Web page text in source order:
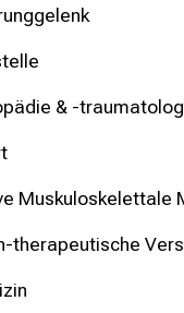
& -
Muskuloskelettale
therapeutische